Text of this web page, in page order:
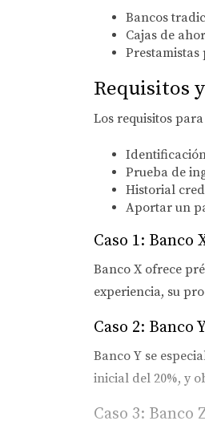
Bancos
Cajas de
Prestamistas
Requisitos
Los requisitos
Prueba de
Historial
Aportar un
Caso 1: Banco
Banco X ofrece
experiencia, su
Caso 2: Banco
Banco Y se
inicial del 20%, y
Caso 3: Banco